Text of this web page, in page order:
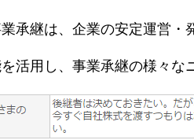
承継は、企業の安定運営・
活用し、事業承継の様々な